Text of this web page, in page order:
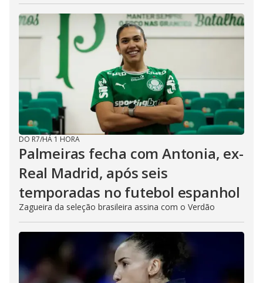
DO R7/HÁ 1 HORA
Palmeiras fecha com Antonia, ex-
Real Madrid, após seis
temporadas no futebol espanhol
Zagueira da seleção brasileira assina com o Verdão